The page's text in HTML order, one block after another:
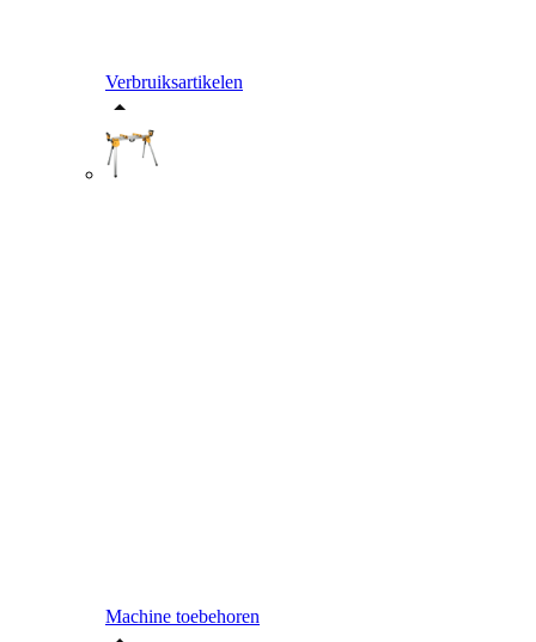
Verbruiksartikelen
Machine toebehoren